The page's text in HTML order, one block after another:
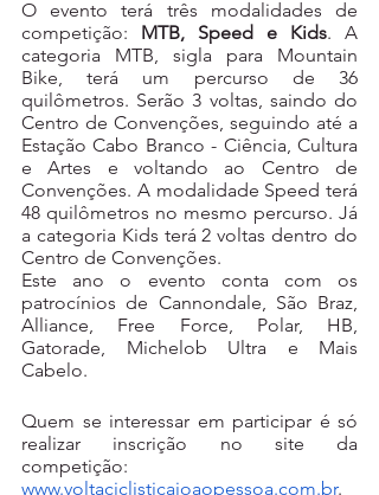
O evento terá três modalidades de
competição: MTB, Speed e Kids. A
categoria MTB, sigla para Mountain
Bike, terá um percurso de 36
quilômetros. Serão 3 voltas, saindo do
Centro de Convenções, seguindo até a
Estação Cabo Branco - Ciência, Cultura
e Artes e voltando ao Centro de
Convenções. A modalidade Speed terá
48 quilômetros no mesmo percurso. Já
a categoria Kids terá 2 voltas dentro do
Centro de Convenções.
Este ano o evento conta com os
patrocínios de Cannondale, São Braz,
Alliance, Free Force, Polar, HB,
Gatorade, Michelob Ultra e Mais
Cabelo.
Quem se interessar em participar é só
realizar inscrição no site da
www.voltaciclisticajoaopessoa.com.br.